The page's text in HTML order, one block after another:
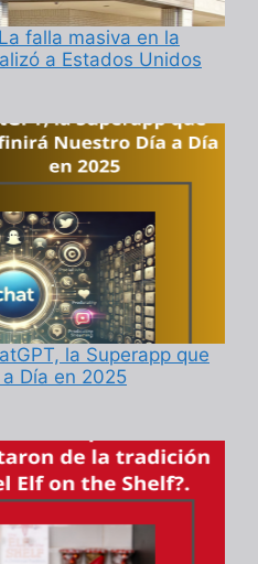
falla masiva en la
a Estados Unidos
la Superapp que
Día en 2025